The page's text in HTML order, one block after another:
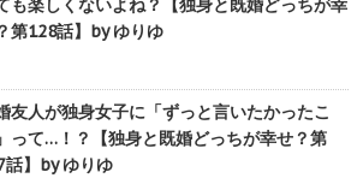
も楽しくないよね？【独身と既婚どっちが幸
第128話】by ゆりゆ
友人が独身女子に「ずっと言いたかったこ
って…！？【独身と既婚どっちが幸せ？第
話】by ゆりゆ